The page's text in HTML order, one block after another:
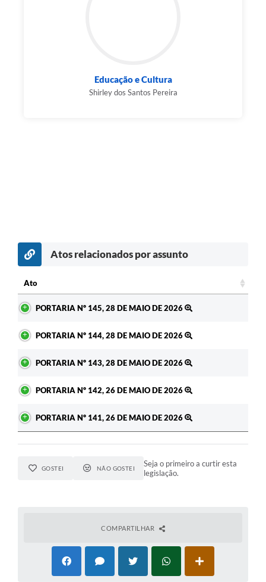
Educação e Cultura
Shirley dos Santos Pereira
Atos relacionados por assunto
Ato
PORTARIA Nº 145, 28 DE MAIO DE 2026
PORTARIA Nº 144, 28 DE MAIO DE 2026
PORTARIA Nº 143, 28 DE MAIO DE 2026
PORTARIA Nº 142, 26 DE MAIO DE 2026
PORTARIA Nº 141, 26 DE MAIO DE 2026
GOSTEI NÃO GOSTEI
Seja o primeiro a curtir esta
legislação.
COMPARTILHAR